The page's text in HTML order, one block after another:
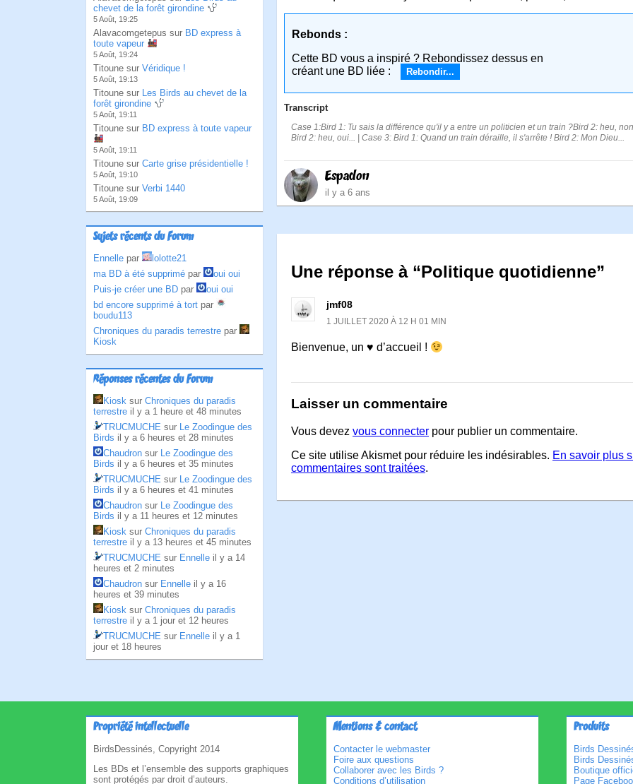
chevet de la forêt girondine
5 Août, 19:25
Alavacomgetepus sur BD express à
toute vapeur
5 Août, 19:24
Titoune sur Véridique !
5 Août, 19:13
Titoune sur Les Birds au chevet de la
forêt girondine
5 Août, 19:11
Titoune sur BD express à toute vapeur
5 Août, 19:11
Titoune sur Carte grise présidentielle !
5 Août, 19:10
Titoune sur Verbi 1440
5 Août, 19:09
Sujets récents du Forum
Ennelle par
lolotte21
ma BD à été supprimé par
oui oui
Puis-je créer une BD par
oui oui
bd encore supprimé à tort par
boudu113
Chroniques du paradis terrestre par
Kiosk
Réponses récentes du Forum
Kiosk sur Chroniques du paradis
terrestre il y a 1 heure et 48 minutes
TRUCMUCHE sur Le Zoodingue des
Birds il y a 6 heures et 28 minutes
Chaudron sur Le Zoodingue des
Birds il y a 6 heures et 35 minutes
TRUCMUCHE sur Le Zoodingue des
Birds il y a 6 heures et 41 minutes
Chaudron sur Le Zoodingue des
Birds il y a 11 heures et 12 minutes
Kiosk sur Chroniques du paradis
terrestre il y a 13 heures et 45 minutes
TRUCMUCHE sur Ennelle il y a 14
heures et 2 minutes
Chaudron sur Ennelle il y a 16
heures et 39 minutes
Kiosk sur Chroniques du paradis
terrestre il y a 1 jour et 12 heures
TRUCMUCHE sur Ennelle il y a 1
jour et 18 heures
Rebonds :
Cette BD vous a inspiré ? Rebondissez dessus en
créant une BD liée :
Rebondir...
Transcript
Case 1:Bird 1: Tu sais la différence qu'il y a entre un politicien et un train ?Bird 2: heu,
Bird 2: heu, oui... | Case 3: Bird 1: Quand un train déraille, il s'arrête ! Bird 2: Mon Dieu...
Espadon
il y a 6 ans
Une réponse à “Politique quotidienne”
jmf08
1 JUILLET 2020 À 12 H 01 MIN
Bienvenue, un ♥ d’accueil !
Laisser un commentaire
Vous devez vous connecter pour publier un commentaire.
Ce site utilise Akismet pour réduire les indésirables. En savoir plus
commentaires sont traitées.
Propriété intellectuelle
BirdsDessinés, Copyright 2014
Les BDs et l’ensemble des supports graphiques
sont protégés par droit d’auteurs.
Mentions & contact
Contacter le webmaster
Foire aux questions
Collaborer avec les Birds ?
Conditions d’utilisation
Produits
Birds
Birds
Boutique
Page